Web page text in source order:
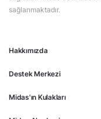
Hakkımızda
Destek Merkezi
Midas'ın Kulakları
sağlanmaktadır.